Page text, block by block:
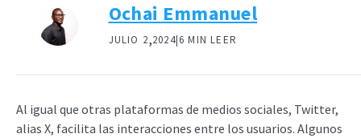
Ochai Emmanuel
JULIO 2,2024|6 MIN LEER
Al igual que otras plataformas de medios sociales, Twitter,
alias X, facilita las interacciones entre los usuarios. Algunos